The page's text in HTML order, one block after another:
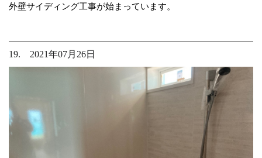
外壁サイディング工事が始まっています。
19. 2021年07月26日